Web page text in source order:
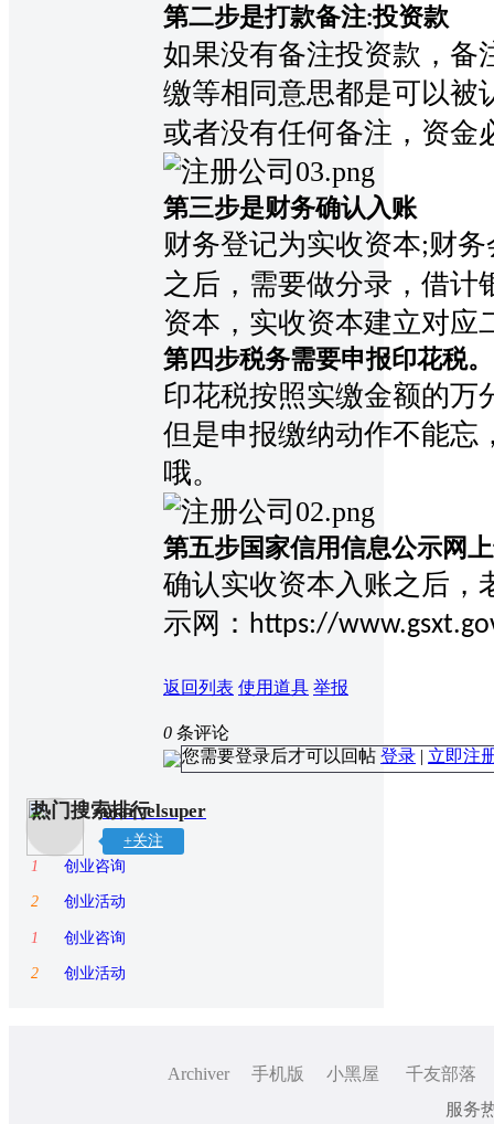
第二步是打款备注:投资款
如果没有备注投资款，备
缴等相同意思都是可以被
或者没有任何备注 ，资
第三步是财务确认入账
财务登记为实收资本;财
之后，需要做分录，借计
资本，实收资本建立对应
第四步税务需要申报印花税。
印花税按照实缴金额的万
但是申报缴纳动作不能忘
哦。
第五步国家信用信息公示网
确认实收资本入账之后，
示网： https://
返回列表 使用道具 举报
0 条评论
您需要登录后才可以回帖 登录 | 立即注
marvelsuper
+关注
热门搜索排行
1 创业咨询
2 创业活动
1 创业咨询
2 创业活动
Archiver 手机版 小黑屋
千友部落
服务